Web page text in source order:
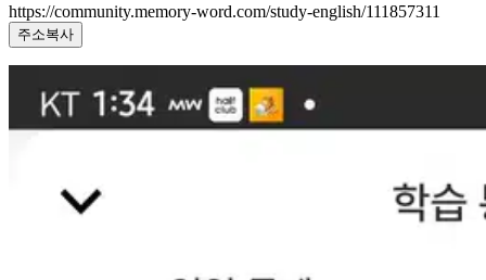
https://community.memory-word.com/study-english/111857311
주소복사